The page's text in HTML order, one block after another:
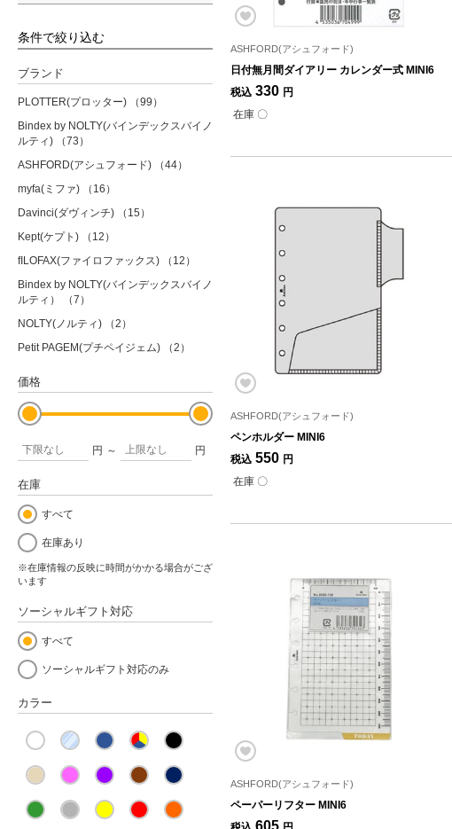
条件で絞り込む
ブランド
PLOTTER(プロッター)
（99）
Bindex by NOLTY(バインデックスバイノ
ルティ)
（73）
ASHFORD(アシュフォード)
（44）
myfa(ミファ)
（16）
Davinci(ダヴィンチ)
（15）
Kept(ケプト)
（12）
fILOFAX(ファイロファックス)
（12）
Bindex by NOLTY(バインデックスバイノ
ルティ）
（7）
NOLTY(ノルティ)
（2）
Petit PAGEM(プチペイジェム)
（2）
価格
円 ～ 円
在庫
すべて
在庫あり
※在庫情報の反映に時間がかかる場合がござ
います
ソーシャルギフト対応
すべて
ソーシャルギフト対応のみ
カラー
ASHFORD(アシュフォード)
日付無月間ダイアリー カレンダー式 MINI6
税込 330 円
在庫 〇
ASHFORD(アシュフォード)
ペンホルダー MINI6
税込 550 円
在庫 〇
ASHFORD(アシュフォード)
ペーパーリフター MINI6